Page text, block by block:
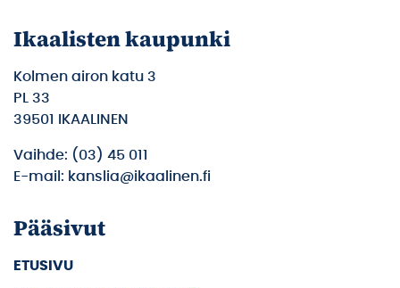
Ikaalisten kaupunki
Kolmen airon katu 3
PL 33
39501 IKAALINEN
Vaihde: (03) 45 011
E-mail: kanslia@ikaalinen.fi
Pääsivut
ETUSIVU